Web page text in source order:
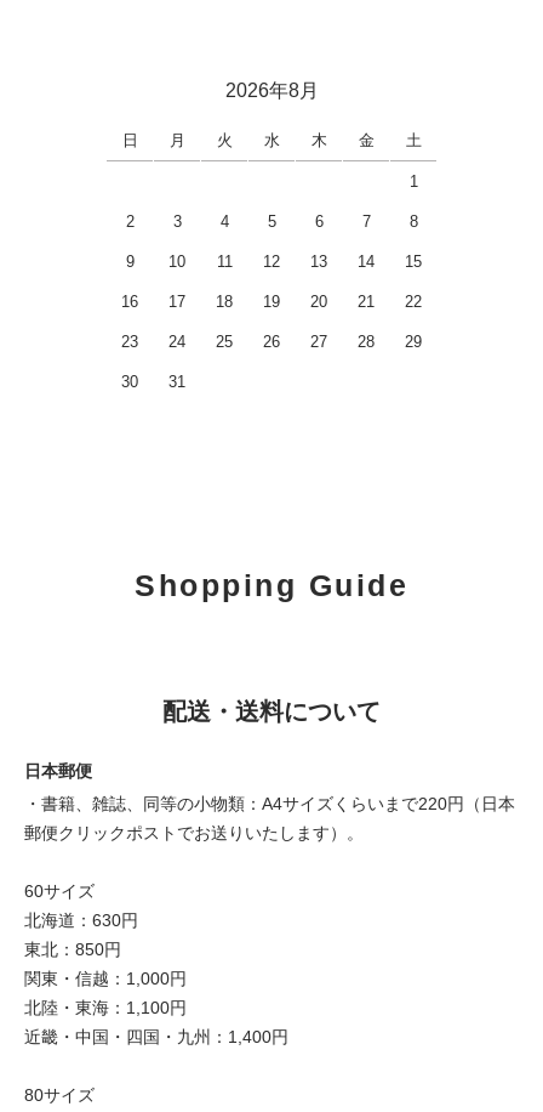
2026年8月
日 月 火 水 木 金 土
1
2 3 4 5 6 7 8
9 10 11 12 13 14 15
16 17 18 19 20 21 22
23 24 25 26 27 28 29
30 31
Shopping Guide
配送・送料について
日本郵便
・書籍、雑誌、同等の小物類：A4サイズくらいまで220円（日本
郵便クリックポストでお送りいたします）。
60サイズ
北海道：630円
東北：850円
関東・信越：1,000円
北陸・東海：1,100円
近畿・中国・四国・九州：1,400円
80サイズ